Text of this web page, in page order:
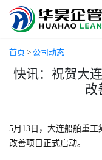
首页 > 公司动态
快讯：祝贺大
改
5月13日，大连船舶重工
改善项目正式启动。